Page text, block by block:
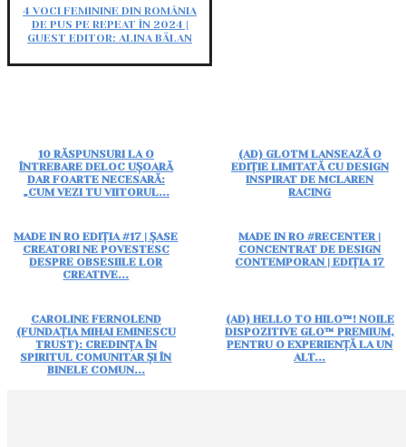
4 VOCI FEMININE DIN ROMÂNIA
DE PUS PE REPEAT ÎN 2024 |
GUEST EDITOR: ALINA BĂLAN
10 RĂSPUNSURI LA O
ÎNTREBARE DELOC UȘOARĂ
DAR FOARTE NECESARĂ:
„CUM VEZI TU VIITORUL...
(AD) GLOTM LANSEAZĂ O
EDIȚIE LIMITATĂ CU DESIGN
INSPIRAT DE MCLAREN
RACING
MADE IN RO EDIȚIA #17 | ȘASE
CREATORI NE POVESTESC
DESPRE OBSESIILE LOR
CREATIVE...
MADE IN RO #RECENTER |
CONCENTRAT DE DESIGN
CONTEMPORAN | EDIȚIA 17
CAROLINE FERNOLEND
(FUNDAȚIA MIHAI EMINESCU
TRUST): CREDINȚA ÎN
SPIRITUL COMUNITAR ȘI ÎN
BINELE COMUN...
(AD) HELLO TO HILO™! NOILE
DISPOZITIVE GLO™ PREMIUM,
PENTRU O EXPERIENȚĂ LA UN
ALT...